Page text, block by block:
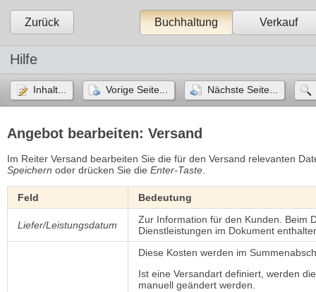
Zurück Buchhaltung Verkauf
Hilfe
Inhalt... Vorige Seite... Nächste Seite...
Angebot bearbeiten: Versand
Im Reiter Versand bearbeiten Sie die für den Versand relevanten
Speichern oder drücken Sie die Enter-Taste.
Feld Bedeutung
Liefer/Leistungsdatum
Zur Information für den Kunden. Beim
Dienstleistungen im Dokument
Diese Kosten werden im
Ist eine Versandart definiert, werden
manuell geändert werden.